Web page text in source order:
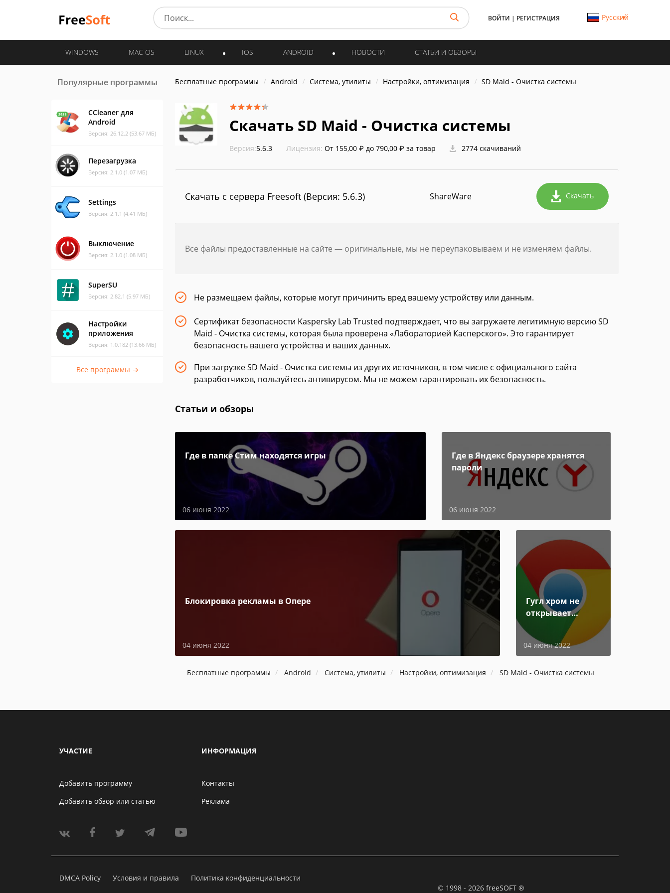
ВОЙТИ | РЕГИСТРАЦИЯ Русский
WINDOWS MAC OS LINUX IOS ANDROID НОВОСТИ СТАТЬИ И ОБЗОРЫ
Популярные программы
CCleaner для
Android
Версия: 26.12.2 (53.67 МБ)
Перезагрузка
Версия: 2.1.0 (1.07 МБ)
Settings
Версия: 2.1.1 (4.41 МБ)
Выключение
Версия: 2.1.0 (1.08 МБ)
SuperSU
Версия: 2.82.1 (5.97 МБ)
Настройки
приложения
Версия: 1.0.182 (13.66 МБ)
Все программы →
Бесплатные программы Android Система, утилиты Настройки, оптимизация SD Maid - Очистка системы
Скачать SD Maid - Очистка системы
Версия:5.6.3 Лицензия: От 155,00 ₽ до 790,00 ₽ за товар 2774 скачиваний
Скачать с сервера Freesoft (Версия: 5.6.3) ShareWare Скачать
Все файлы предоставленные на сайте — оригинальные, мы не переупаковываем и не изменяем файлы.
Не размещаем файлы, которые могут причинить вред вашему устройству или данным.
Сертификат безопасности Kaspersky Lab Trusted подтверждает, что вы загружаете легитимную версию SD
Maid - Очистка системы, которая была проверена «Лабораторией Касперского». Это гарантирует
безопасность вашего устройства и ваших данных.
При загрузке SD Maid - Очистка системы из других источников, в том числе с официального сайта
разработчиков, пользуйтесь антивирусом. Мы не можем гарантировать их безопасность.
Статьи и обзоры
Где в папке Стим находятся игры
06 июня 2022
Где в Яндекс браузере хранятся
пароли
06 июня 2022
Блокировка рекламы в Опере
04 июня 2022
Гугл хром не
открывает
04 июня 2022
Бесплатные программы Android Система, утилиты Настройки, оптимизация SD Maid - Очистка системы
УЧАСТИЕ
Добавить программу
Добавить обзор или статью
ИНФОРМАЦИЯ
Контакты
Реклама
DMCA Policy Условия и правила
Политика конфиденциальности
© 1998 - 2026 freeSOFT ®